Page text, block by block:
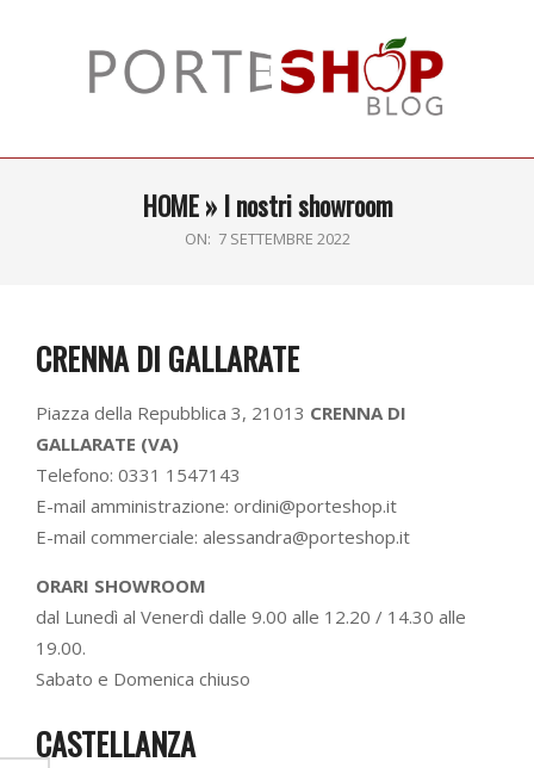
HOME » I nostri showroom
ON: 7 SETTEMBRE 2022
CRENNA DI GALLARATE
Piazza della Repubblica 3, 21013 CRENNA DI
GALLARATE (VA)
Telefono: 0331 1547143
E-mail amministrazione: ordini@porteshop.it
E-mail commerciale: alessandra@porteshop.it
ORARI SHOWROOM
dal Lunedì al Venerdì dalle 9.00 alle 12.20 / 14.30 alle
19.00.
Sabato e Domenica chiuso
CASTELLANZA